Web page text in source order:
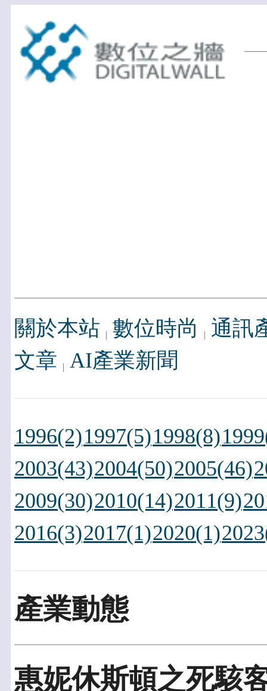
關於本站 數位時尚
通訊
文章 AI產業新聞
1996(2)1997(5)1998(8)
2003(43)2004(50)2005(46)
2009(30)2010(14)2011(9)
2016(3)2017(1)2020(1)
產業動態
惠妮休斯頓之死駭